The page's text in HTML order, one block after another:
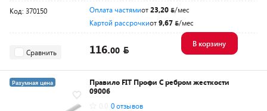
Код: 370150 Оплата частямиот23,20
/мес
Картой рассрочкиот9,67 /мес
Сравнить 116.00
В корзину
Разумная цена
Правило FIT Профи С ребром жесткости
09006
0 отзывов